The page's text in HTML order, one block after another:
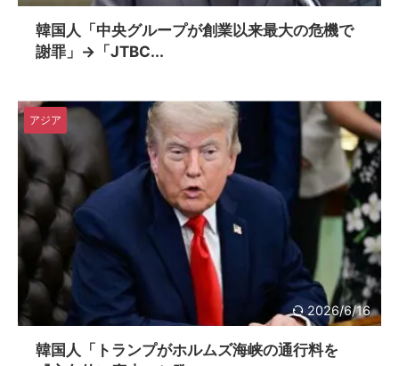
韓国人「中央グループが創業以来最大の危機で
謝罪」→「JTBC...
2026/6/16
アジア
韓国人「トランプがホルムズ海峡の通行料を